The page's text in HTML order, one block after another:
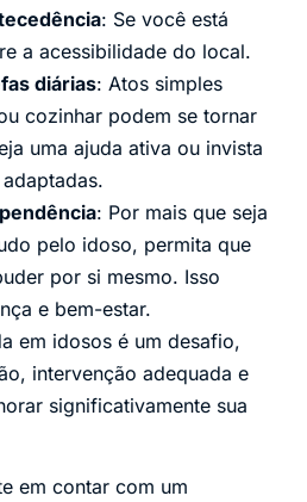
: Se você está
a acessibilidade do local.
diárias: Atos simples
cozinhar podem se tornar
uma ajuda ativa ou invista
: Por mais que seja
pelo idoso, permita que
por si mesmo. Isso
e bem-estar.
em idosos é um desafio,
intervenção adequada e
significativamente sua
em contar com um